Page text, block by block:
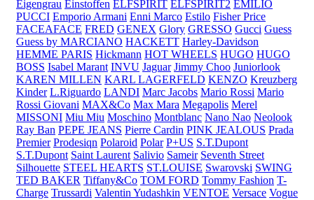
Eigengrau Einstoffen ELFSPIRIT ELFSPIRIT2 EMILIO
PUCCI Emporio Armani Enni Marco Estilo Fisher Price
FACEAFACE FRED GENEX Glory GRESSO Gucci Guess
Guess by MARCIANO HACKETT Harley-Davidson
HEMME PARIS Hickmann HOT WHEELS HUGO HUGO
BOSS Isabel Marant INVU Jaguar Jimmy Choo Juniorlook
KAREN MILLEN KARL LAGERFELD KENZO Kreuzberg
Kinder L.Riguardo LANDI Marc Jacobs Mario Rossi Mario
Rossi Giovani MAX&Co Max Mara Megapolis Merel
MISSONI Miu Miu Moschino Montblanc Nano Nao Neolook
Ray Ban PEPE JEANS Pierre Cardin PINK JEALOUS Prada
Premier Prodesiqn Polaroid Polar P+US S.T.Dupont
S.T.Dupont Saint Laurent Salivio Sameir Seventh Street
Silhouette STEEL HEARTS ST.LOUISE Swarovski SWING
TED BAKER Tiffany&Co TOM FORD Tommy Fashion T-
Charge Trussardi Valentin Yudashkin VENTOE Versace Vogue